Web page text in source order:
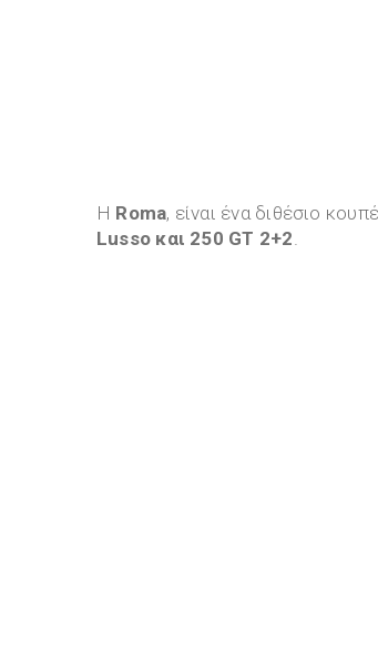
Η Roma, είναι ένα διθέσιο
Lusso και 250 GT 2+2.